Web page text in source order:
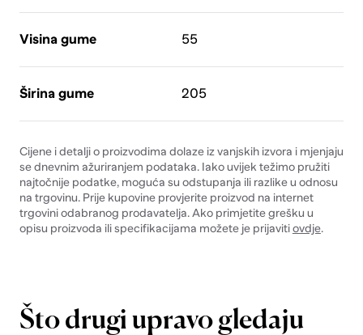
Visina gume 55
Širina gume 205
Cijene i detalji o proizvodima dolaze iz vanjskih izvora i mjenjaju
se dnevnim ažuriranjem podataka. Iako uvijek težimo pružiti
najtočnije podatke, moguća su odstupanja ili razlike u odnosu
na trgovinu. Prije kupovine provjerite proizvod na internet
trgovini odabranog prodavatelja. Ako primjetite grešku u
opisu proizvoda ili specifikacijama možete je prijavitiovdje.
Što drugi upravo gledaju